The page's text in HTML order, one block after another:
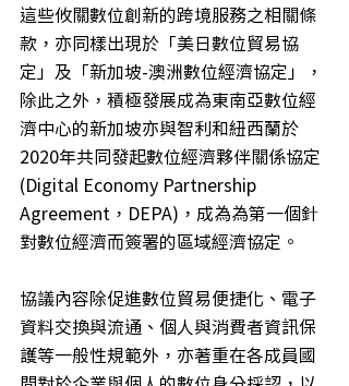
這些攸關數位創新的跨境服務之相關條
款，亦同樣出現於「美日數位貿易協
定」及「新加坡-澳洲數位經濟協定」，
除此之外，積極發展成為東南亞數位經
濟中心的新加坡亦與智利和紐西蘭於
2020年共同發起數位經濟夥伴關係協定
(Digital Economy Partnership
Agreement，DEPA)，成為為第一個針
對數位經濟而簽署的區域經濟協定。
協議內容除促進數位貿易便捷化、電子
資料交換與流通、個人與消費者資訊保
護等一般性規範外，亦著重在各成員國